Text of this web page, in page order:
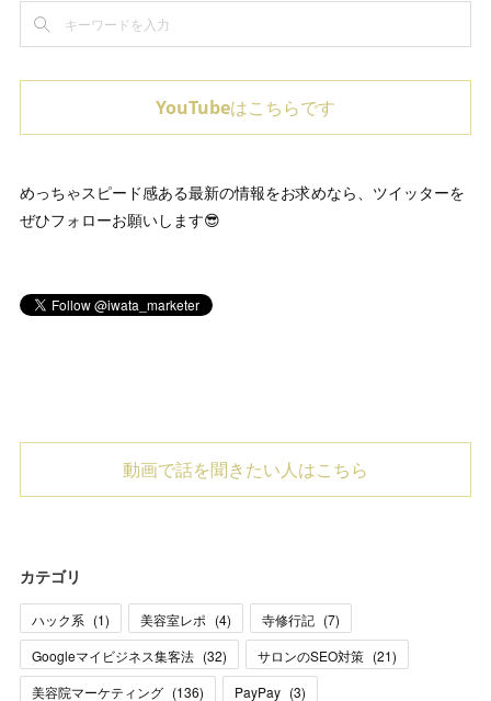
YouTubeはこちらです
めっちゃスピード感ある最新の情報をお求めなら、ツイッターを
ぜひフォローお願いします😎
動画で話を聞きたい人はこちら
カテゴリ
ハック系 (1) 美容室レポ (4) 寺修行記 (7)
Googleマイビジネス集客法 (32) サロンのSEO対策 (21)
美容院マーケティング (136) PayPay (3)